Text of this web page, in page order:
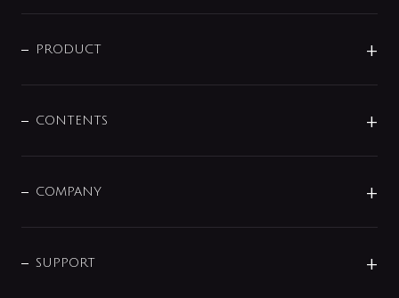
商品に関して
その他
PRODUCT
センサー・タッチ水栓
単水栓
分岐
CONTENTS
COMPANY
企業理念
SUPPORT